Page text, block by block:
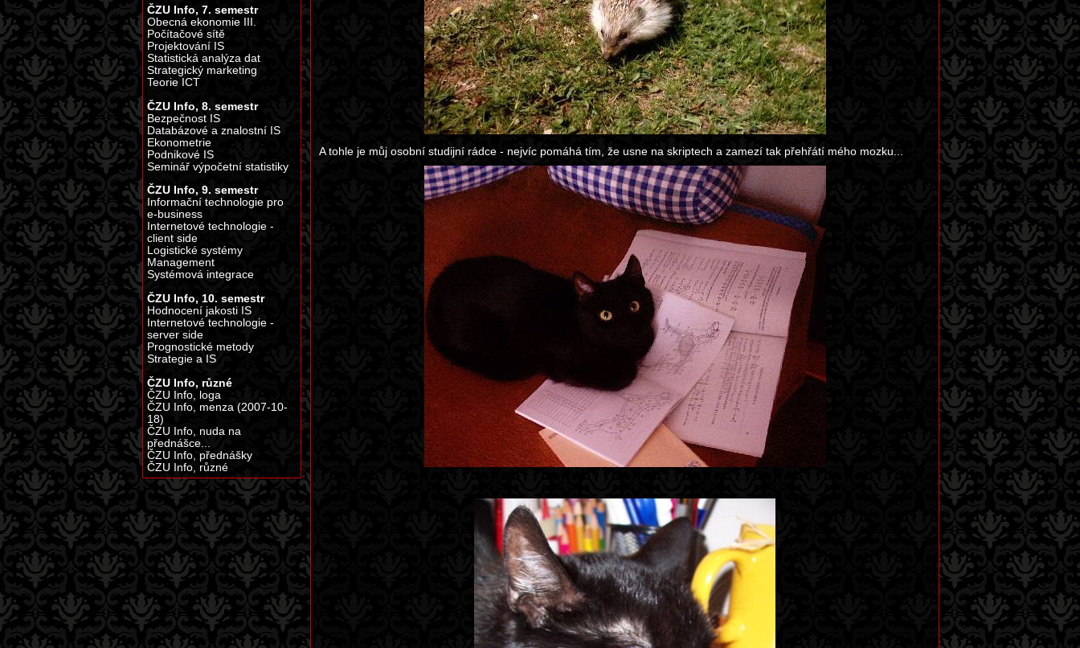
A tohle je můj osobní studijní rádce - nejvíc pomáhá tím, že usne na skriptech a zamezí tak přehřátí mého mozku...
ČZU Info, 7. semestr
Obecná ekonomie III.
Počítačové sítě
Projektování IS
Statistická analýza dat
Strategický marketing
Teorie ICT
ČZU Info, 8. semestr
Bezpečnost IS
Databázové a znalostní IS
Ekonometrie
Podnikové IS
Seminář výpočetní statistiky
ČZU Info, 9. semestr
Informační technologie pro
e-business
Internetové technologie -
client side
Logistické systémy
Management
Systémová integrace
ČZU Info, 10. semestr
Hodnocení jakosti IS
Internetové technologie -
server side
Prognostické metody
Strategie a IS
ČZU Info, různé
ČZU Info, loga
ČZU Info, menza (2007-10-
18)
ČZU Info, nuda na
přednášce...
ČZU Info, přednášky
ČZU Info, různé